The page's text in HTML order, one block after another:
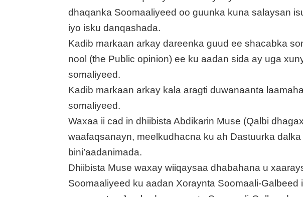
dhaqanka Soomaaliyeed oo guunka kuna salaysan
iyo isku danqashada.
Kadib markaan arkay dareenka guud ee shacabka
nool (the Public opinion) ee ku aadan sida ay uga
somaliyeed.
Kadib markaan arkay kala aragti duwanaanta
somaliyeed.
Waxaa ii cad in dhiibista Abdikarin Muse (Qalbi
waafaqsanayn, meelkudhacna ku ah Dastuurka
bini’aadanimada.
Dhiibista Muse waxay wiiqaysaa dhabahana u
Soomaaliyeed ku aadan Xoraynta Soomaali-